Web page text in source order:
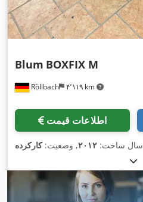
Röllbach ۴٬۱۱۹ km
Blum BOXFIX M
اطلاعات قیمت
سال ساخت: ۲۰۱۲, وضعیت:کارکرده